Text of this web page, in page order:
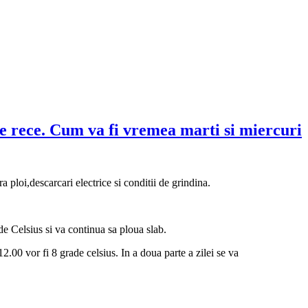
Cum va fi vremea marti si miercuri
ploi,descarcari electrice si conditii de grindina.
Celsius si va continua sa ploua slab.
vor fi 8 grade celsius. In a doua parte a zilei se va